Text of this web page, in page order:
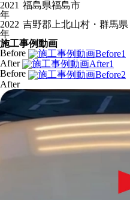
2021
年
福島県福島市
2022
年
吉野郡上北山村・群馬県
施工事例動画
Before
After
Before
After